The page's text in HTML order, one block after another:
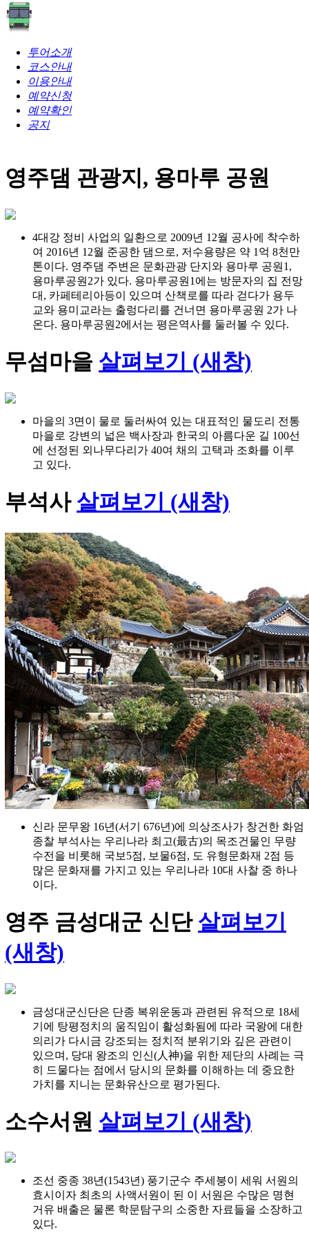
투어소개
코스안내
이용안내
예약신청
예약확인
공지
영주댐 관광지, 용마루 공원
4대강 정비 사업의 일환으로 2009년 12월 공사에 착수하
여 2016년 12월 준공한 댐으로, 저수용량은 약 1억 8천만
톤이다. 영주댐 주변은 문화관광 단지와 용마루 공원1,
용마루공원2가 있다. 용마루공원1에는 방문자의 집 전망
대, 카페테리아등이 있으며 산책로를 따라 걷다가 용두
교와 용미교라는 출렁다리를 건너면 용마루공원 2가 나
온다. 용마루공원2에서는 평은역사를 둘러볼 수 있다.
무섬마을 살펴보기 (새창)
마을의 3면이 물로 둘러싸여 있는 대표적인 물도리 전통
마을로 강변의 넓은 백사장과 한국의 아름다운 길 100선
에 선정된 외나무다리가 40여 채의 고택과 조화를 이루
고 있다.
부석사 살펴보기 (새창)
신라 문무왕 16년(서기 676년)에 의상조사가 창건한 화엄
종찰 부석사는 우리나라 최고(最古)의 목조건물인 무량
수전을 비롯해 국보5점, 보물6점, 도 유형문화재 2점 등
많은 문화재를 가지고 있는 우리나라 10대 사찰 중 하나
이다.
영주 금성대군 신단 살펴보기
(새창)
금성대군신단은 단종 복위운동과 관련된 유적으로 18세
기에 탕평정치의 움직임이 활성화됨에 따라 국왕에 대한
의리가 다시금 강조되는 정치적 분위기와 깊은 관련이
있으며, 당대 왕조의 인신(人神)을 위한 제단의 사례는 극
히 드물다는 점에서 당시의 문화를 이해하는 데 중요한
가치를 지니는 문화유산으로 평가된다.
소수서원 살펴보기 (새창)
조선 중종 38년(1543년) 풍기군수 주세붕이 세워 서원의
효시이자 최초의 사액서원이 된 이 서원은 수많은 명현
거유 배출은 물론 학문탐구의 소중한 자료들을 소장하고
있다.